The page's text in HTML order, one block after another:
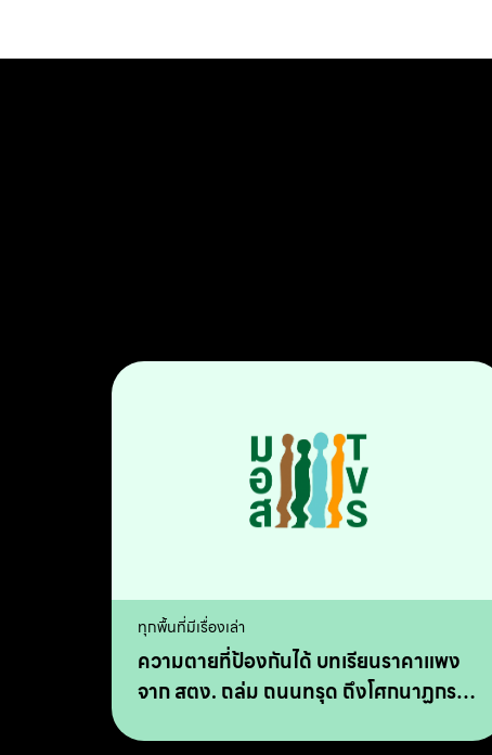
ทุกพื้นที่มีเรื่องเล่า
ความตายที่ป้องกันได้ บทเรียนราคาแพง
จาก สตง. ถล่ม ถนนทรุด ถึงโศกนาฏกรรม